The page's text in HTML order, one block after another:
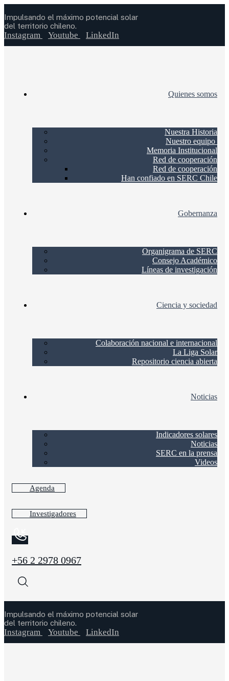
Impulsando el máximo potencial solar
del territorio chileno.
Instagram Youtube LinkedIn
Quienes somos
Nuestra Historia
Nuestro equipo
Memoria Institucional
Red de cooperación
Red de cooperación
Han confiado en SERC Chile
Gobernanza
Organigrama de SERC
Consejo Académico
Líneas de investigación
Ciencia y sociedad
Colaboración nacional e internacional
La Liga Solar
Repositorio ciencia abierta
Noticias
Indicadores solares
Noticias
SERC en la prensa
Videos
Agenda
Investigadores
+56 2 2978 0967
Impulsando el máximo potencial solar
del territorio chileno.
Instagram Youtube LinkedIn